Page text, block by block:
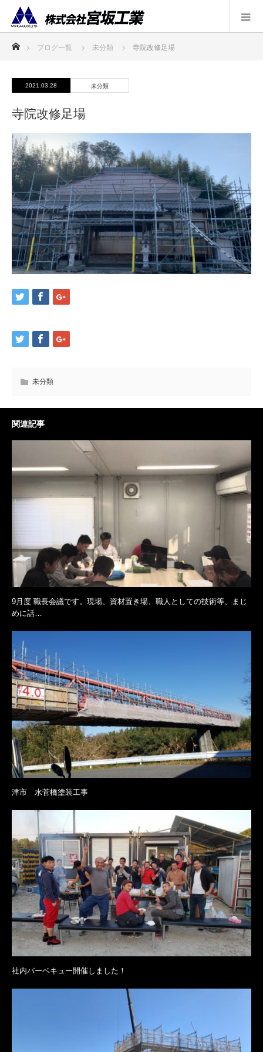
ブログ一覧 未分類 寺院改修足場
2021.03.28 未分類
寺院改修足場
未分類
関連記事
9月度 職長会議です。現場、資材置き場、職人としての技術等、まじ
めに話…
津市 水菅橋塗装工事
社内バーベキュー開催しました！